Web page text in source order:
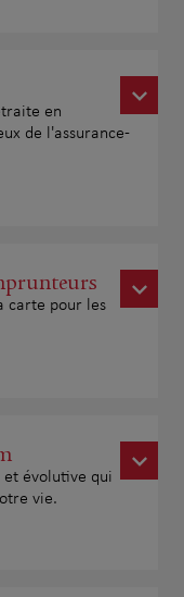
en
de l'assurance-
carte pour les
et évolutive qui
vie.